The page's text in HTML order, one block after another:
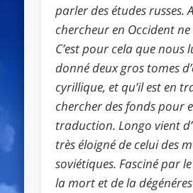
parler des études russes.
chercheur en Occident
C’est pour cela que nous
donné deux gros tomes
cyrillique, et qu’il est en
chercher des fonds pour
traduction. Longo vient
très éloigné de celui des
soviétiques. Fasciné par
la mort et de la